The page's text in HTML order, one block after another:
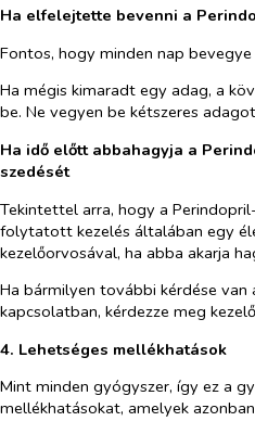
Ha elfelejtette bevenni a
Fontos, hogy minden nap
Ha mégis kimaradt egy adag, a
be. Ne vegyen be kétszeres
Ha idő előtt abbahagyja a
szedését
Tekintettel arra, hogy a
folytatott kezelés általában egy
kezelőorvosával, ha abba akarja
Ha bármilyen további kérdése
kapcsolatban, kérdezze meg
4. Lehetséges mellékhatások
Mint minden gyógyszer, így ez a
mellékhatásokat, amelyek